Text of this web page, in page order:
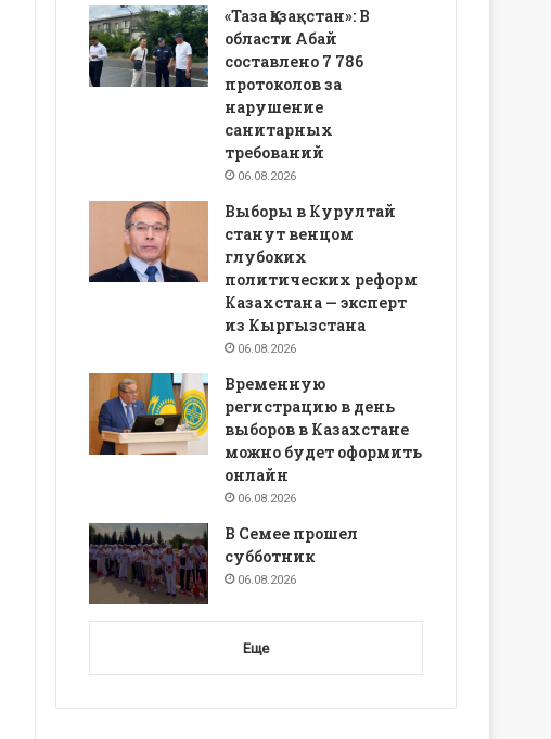
«Таза Қазақстан»: В
области Абай
составлено 7 786
протоколов за
нарушение
санитарных
требований
06.08.2026
Выборы в Курултай
станут венцом
глубоких
политических реформ
Казахстана — эксперт
из Кыргызстана
06.08.2026
Временную
регистрацию в день
выборов в Казахстане
можно будет оформить
онлайн
06.08.2026
В Семее прошел
субботник
06.08.2026
Еще